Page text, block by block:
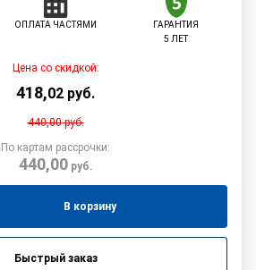
ОПЛАТА ЧАСТЯМИ
ГАРАНТИЯ
5 ЛЕТ
Цена со скидкой:
418,02 руб.
440,00руб.
По картам рассрочки:
440,00руб.
В корзину
Быстрый заказ